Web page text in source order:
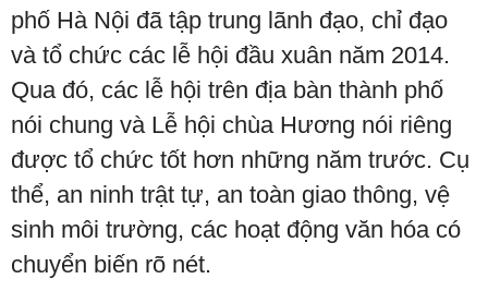
phố Hà Nội đã tập trung lãnh đạo, chỉ đạo
và tổ chức các lễ hội đầu xuân năm 2014.
Qua đó, các lễ hội trên địa bàn thành phố
nói chung và Lễ hội chùa Hương nói riêng
được tổ chức tốt hơn những năm trước. Cụ
thể, an ninh trật tự, an toàn giao thông, vệ
sinh môi trường, các hoạt động văn hóa có
chuyển biến rõ nét.